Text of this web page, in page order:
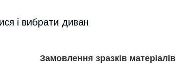
і вибрати диван
Замовлення зразків матеріалів